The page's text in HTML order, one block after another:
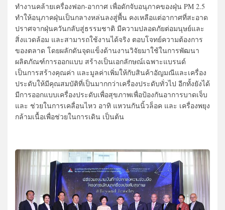
ทำงานคล้ายเครื่องฟอก-อากาศ เพื่อดักจับอนุภาคของฝุ่น PM 2.5
ทำให้อนุภาคฝุ่นเป็นกลางหล่นลงสู่พื้น คงเหลือแต่อากาศที่สะอาด
ปราศจากฝุ่นควันกลับสู่ธรรมชาติ มีความปลอดภัยต่อมนุษย์และ
สิ่งแวดล้อม และสามารถใช้งานได้จริง ตอบโจทย์ความต้องการ
ของตลาด โดยผลักดันจุดแข็งด้านงานวิจัยมาใช้ในการพัฒนา
ผลิตภัณฑ์การออกแบบ สร้างเป็นเอกลักษณ์เฉพาะแบรนด์
เป็นการสร้างคุณค่า และมูลค่าเพิ่มให้กับสินค้าอัญมณีและเครื่อง
ประดับให้มีคุณสมบัติที่เป็นมากกว่าเครื่องประดับทั่วไป อีกทั้งยังได้
มีการออกแบบเครื่องประดับเพื่อสุขภาพเพื่อป้องกันอาการบาดเจ็บ
และ ช่วยในการเคลื่อนไหว อาทิ แหวนกันนิ้วล็อค และ เครื่องพยุง
กล้ามเนื้อเพื่อช่วยในการเดิน เป็นต้น